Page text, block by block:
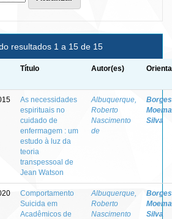
resultados 1 a 15 de 15
Título Autor(es)
As necessidades
espirituais no
cuidado de
enfermagem : um
estudo à luz da
teoria
transpessoal de
Jean Watson
Albuquerque,
Roberto
Nascimento
de
Silva
Comportamento
Suicida em
Acadêmicos de
Albuquerque,
Roberto
Nascimento
Silva